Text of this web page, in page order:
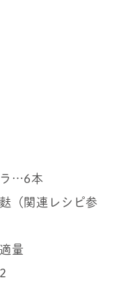
ラ…6本
（関連レシピ参
量